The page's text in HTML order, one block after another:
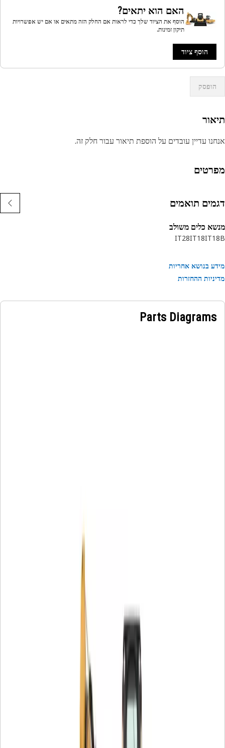
האם הוא יתאים?
הוסף את הציוד שלך כדי לראות אם החלק הזה מתאים או אם יש אפשרויות
תיקון זמינות.
הוסף ציוד
הופסק
עדיין עובדים על הוספת תיאור עבור חלק זה.
תואמים
כלים משולב
IT18
IT28
בנושא אחריות
ההחזרות
Parts Diagrams